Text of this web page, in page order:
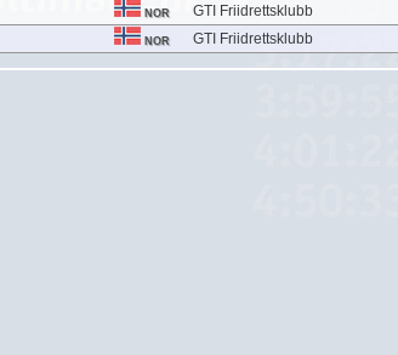
NOR GTI Friidrettsklubb
NOR GTI Friidrettsklubb